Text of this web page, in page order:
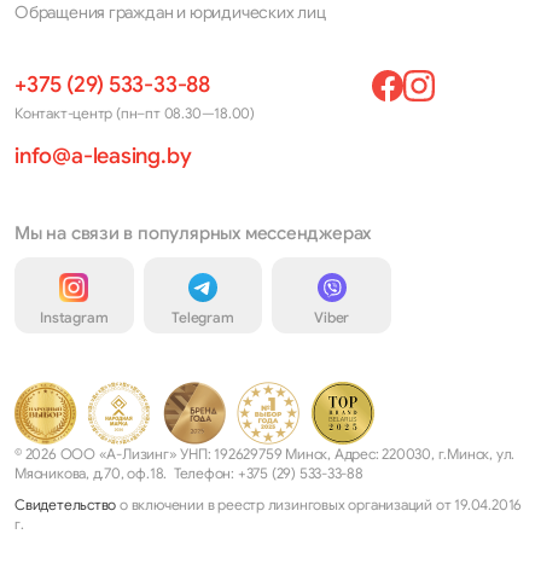
Обращения граждан и юридических лиц
+375 (29) 533-33-88
Контакт-центр (пн–пт 08.30—18.00)
info@a-leasing.by
Мы на связи в популярных мессенджерах
Instagram Telegram Viber
© 2026 ООО «А-Лизинг» УНП: 192629759 Минск, Адрес: 220030, г.Минск, ул.
Мясникова, д.70, оф.18. Телефон: +375 (29) 533-33-88
Свидетельство о включении в реестр лизинговых организаций от 19.04.2016
г.